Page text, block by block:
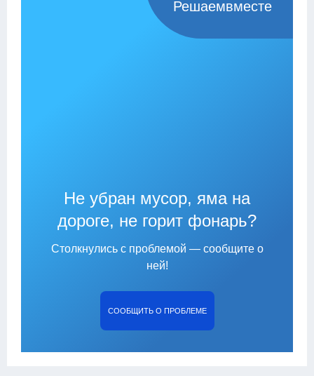
Решаемвместе
Не убран мусор, яма на
дороге, не горит фонарь?
Столкнулись с проблемой — сообщите о
ней!
СООБЩИТЬ О ПРОБЛЕМЕ